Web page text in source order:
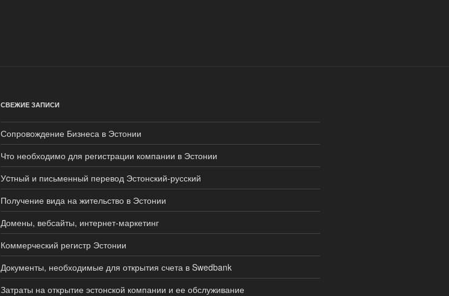
СВЕЖИЕ ЗАПИСИ
Сопровождение Бизнеса в Эстонии
Что необходимо для регистрации компании в Эстонии
Уcтный и письменный перевод Эстонский-русский
Получение вида на жительство в Эстонии
Домены, вебсайты, интернет-маркетинг
Коммерческий регистр Эстонии
Документы, необходимые для открытия счета в Swedbank
Затраты на открытие эстонской компании и ее обслуживание